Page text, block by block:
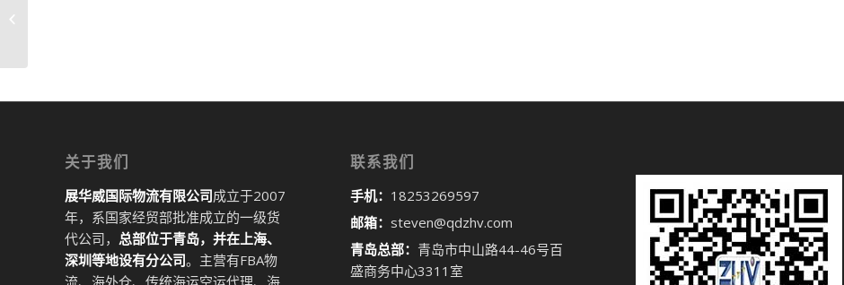
关于我们
展华威国际物流有限公司成立于2007
年，系国家经贸部批准成立的一级货
代公司， 总部位于青岛，并在上海、
深圳等地设有分公司。主营有FBA物
联系我们
手机： 18253269597
邮箱： steven@qdzhv.com
青岛总部： 青岛市中山路44-46号百
盛商务中心3311室